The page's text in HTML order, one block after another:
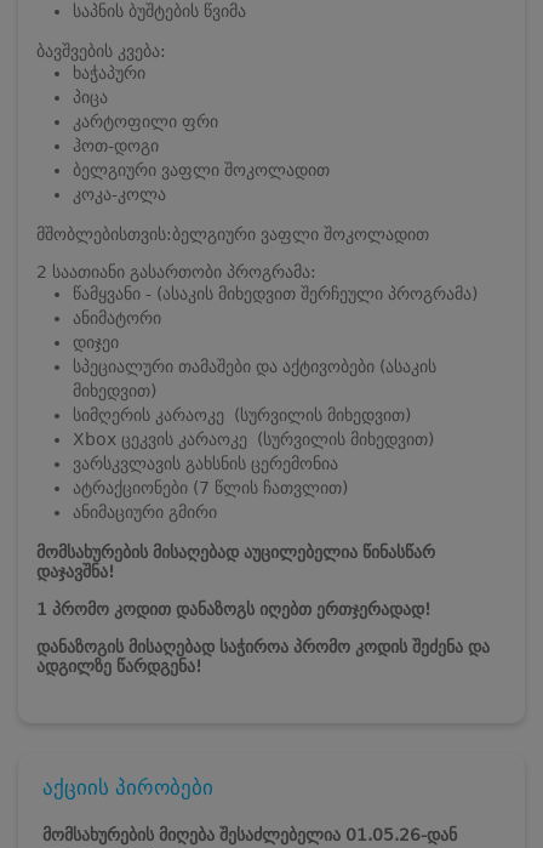
საპნის ბუშტების წვიმა
ბავშვების კვება:
ხაჭაპური
პიცა
კარტოფილი ფრი
ჰოთ-დოგი
ბელგიური ვაფლი შოკოლადით
კოკა-კოლა
მშობლებისთვის:ბელგიური ვაფლი შოკოლადით
2 საათიანი გასართობი პროგრამა:
წამყვანი - (ასაკის მიხედვით შერჩეული პროგრამა)
ანიმატორი
დიჯეი
სპეციალური თამაშები და აქტივობები (ასაკის
მიხედვით)
სიმღერის კარაოკე (სურვილის მიხედვით)
Xbox ცეკვის კარაოკე (სურვილის მიხედვით)
ვარსკვლავის გახსნის ცერემონია
ატრაქციონები (7 წლის ჩათვლით)
ანიმაციური გმირი
მომსახურების მისაღებად აუცილებელია წინასწარ
დაჯავშნა!
1 პრომო კოდით დანაზოგს იღებთ ერთჯერადად!
დანაზოგის მისაღებად საჭიროა პრომო კოდის შეძენა და
ადგილზე წარდგენა!
აქციის პირობები
მომსახურების მიღება შესაძლებელია 01.05.26-დან